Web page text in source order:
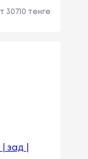
30710 тенге
зад |